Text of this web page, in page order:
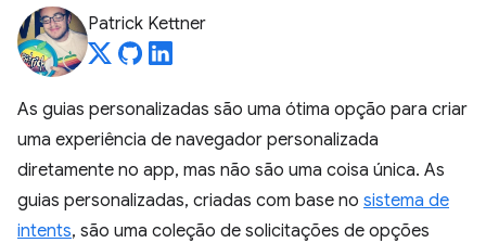
Patrick Kettner
As guias personalizadas são uma ótima opção para criar
uma experiência de navegador personalizada
diretamente no app, mas não são uma coisa única. As
guias personalizadas, criadas com base no sistema de
intents, são uma coleção de solicitações de opções